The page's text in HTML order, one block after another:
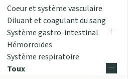
Coeur et système vasculaire
Diluant et coagulant du sang
Système gastro-intestinal
Hémorroïdes
Système respiratoire
Toux